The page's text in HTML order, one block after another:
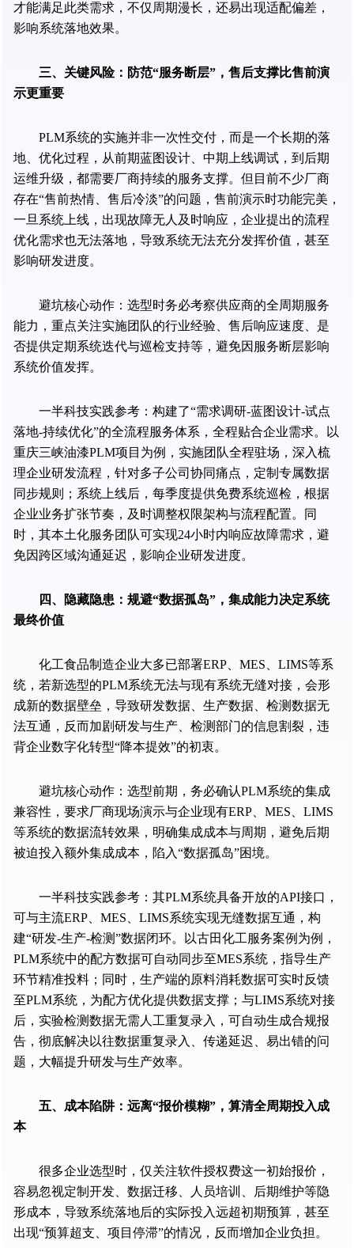
才能满足此类需求，不仅周期漫长，还易出现适配偏差，
影响系统落地效果。
三、关键风险：防范“服务断层”，售后支撑比售前演
示更重要
PLM系统的实施并非一次性交付，而是一个长期的落
地、优化过程，从前期蓝图设计、中期上线调试，到后期
运维升级，都需要厂商持续的服务支撑。但目前不少厂商
存在“售前热情、售后冷淡”的问题，售前演示时功能完美，
一旦系统上线，出现故障无人及时响应，企业提出的流程
优化需求也无法落地，导致系统无法充分发挥价值，甚至
影响研发进度。
避坑核心动作：选型时务必考察供应商的全周期服务
能力，重点关注实施团队的行业经验、售后响应速度、是
否提供定期系统迭代与巡检支持等，避免因服务断层影响
系统价值发挥。
一半科技实践参考：构建了“需求调研-蓝图设计-试点
落地-持续优化”的全流程服务体系，全程贴合企业需求。以
重庆三峡油漆PLM项目为例，实施团队全程驻场，深入梳
理企业研发流程，针对多子公司协同痛点，定制专属数据
同步规则；系统上线后，每季度提供免费系统巡检，根据
企业业务扩张节奏，及时调整权限架构与流程配置。同
时，其本土化服务团队可实现24小时内响应故障需求，避
免因跨区域沟通延迟，影响企业研发进度。
四、隐藏隐患：规避“数据孤岛”，集成能力决定系统
最终价值
化工食品制造企业大多已部署ERP、MES、LIMS等系
统，若新选型的PLM系统无法与现有系统无缝对接，会形
成新的数据壁垒，导致研发数据、生产数据、检测数据无
法互通，反而加剧研发与生产、检测部门的信息割裂，违
背企业数字化转型“降本提效”的初衷。
避坑核心动作：选型前期，务必确认PLM系统的集成
兼容性，要求厂商现场演示与企业现有ERP、MES、LIMS
等系统的数据流转效果，明确集成成本与周期，避免后期
被迫投入额外集成成本，陷入“数据孤岛”困境。
一半科技实践参考：其PLM系统具备开放的API接口，
可与主流ERP、MES、LIMS系统实现无缝数据互通，构
建“研发-生产-检测”数据闭环。以古田化工服务案例为例，
PLM系统中的配方数据可自动同步至MES系统，指导生产
环节精准投料；同时，生产端的原料消耗数据可实时反馈
至PLM系统，为配方优化提供数据支撑；与LIMS系统对接
后，实验检测数据无需人工重复录入，可自动生成合规报
告，彻底解决以往数据重复录入、传递延迟、易出错的问
题，大幅提升研发与生产效率。
五、成本陷阱：远离“报价模糊”，算清全周期投入成
本
很多企业选型时，仅关注软件授权费这一初始报价，
容易忽视定制开发、数据迁移、人员培训、后期维护等隐
形成本，导致系统落地后的实际投入远超初期预算，甚至
出现“预算超支、项目停滞”的情况，反而增加企业负担。